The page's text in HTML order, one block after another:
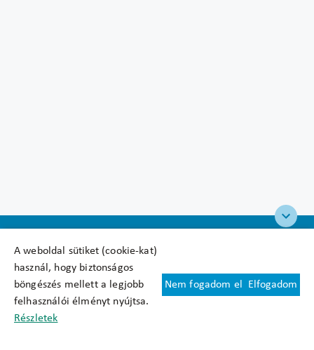
A weboldal sütiket (cookie-kat)
használ, hogy biztonságos
böngészés mellett a legjobb
felhasználói élményt nyújtsa.
Részletek
Nem fogadom el Elfogadom
Felhasználási feltételek